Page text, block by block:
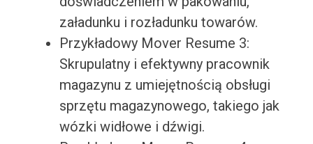
załadunku i rozładunku towarów.
Przykładowy Mover Resume 3:
Skrupulatny i efektywny pracownik
magazynu z umiejętnością obsługi
sprzętu magazynowego, takiego jak
wózki widłowe i dźwigi.